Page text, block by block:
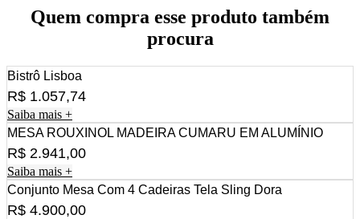
Quem compra esse produto também
procura
Bistrô Lisboa
R$ 1.057,74
Saiba mais +
MESA ROUXINOL MADEIRA CUMARU EM ALUMÍNIO
R$ 2.941,00
Saiba mais +
Conjunto Mesa Com 4 Cadeiras Tela Sling Dora
R$ 4.900,00